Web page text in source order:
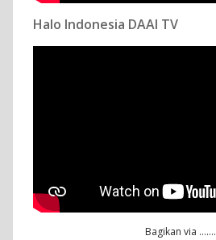
Halo Indonesia DAAI TV
Bagikan via …….